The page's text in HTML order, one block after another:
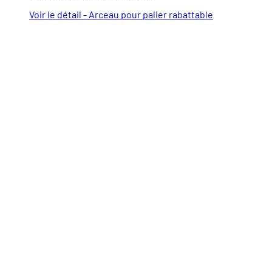
Voir le détail - Arceau pour palier rabattable